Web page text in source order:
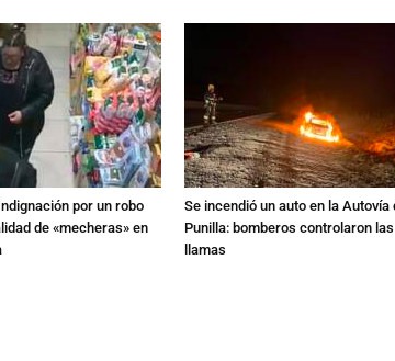
por un robo
de «mecheras» en
Se incendió un auto en la Autovía
Punilla: bomberos controlaron las
llamas